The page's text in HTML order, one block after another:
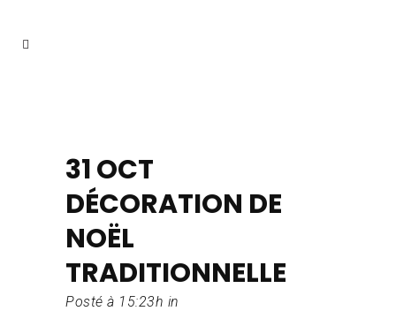
31 OCT
DÉCORATION DE
NOËL
TRADITIONNELLE
Posté à 15:23h in